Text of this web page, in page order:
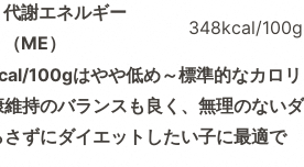
代謝エネルギー
（ME）
348kcal/100g
100gはやや低め～標準的なカロリ
持のバランスも良く、無理のないダ
ずにダイエットしたい子に最適で